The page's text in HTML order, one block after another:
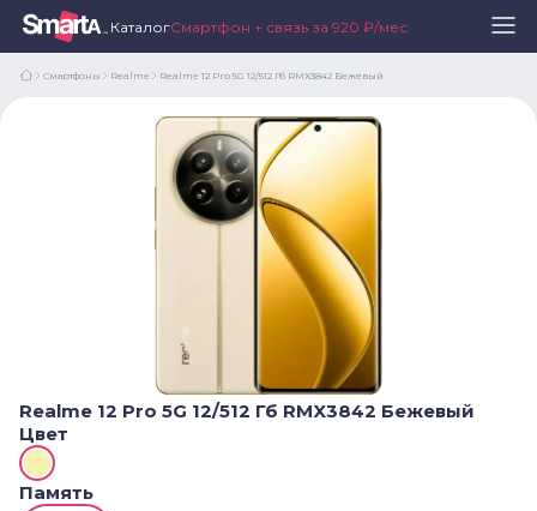
КаталогСмартфон + связь за 920 ₽/мес
Смартфоны Realme Realme 12 Pro 5G 12/512 Гб RMX3842 Бежевый
Realme 12 Pro 5G 12/512 Гб RMX3842 Бежевый
Цвет
Память